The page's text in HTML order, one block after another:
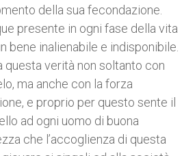
della sua fecondazione.
presente in ogni fase della vita
bene inalienabile e indisponibile.
questa verità non soltanto con
ma anche con la forza
e proprio per questo sente il
ad ogni uomo di buona
che l’accoglienza di questa